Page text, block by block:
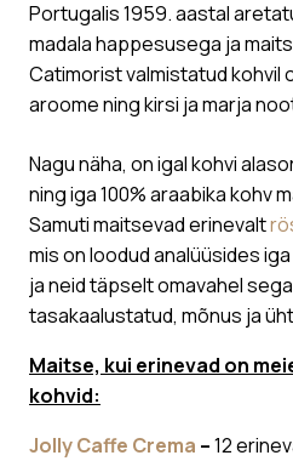
Portugalis 1959. aastal
madala happesusega ja
Catimorist valmistatud kohvil
aroome ning kirsi ja marja
Nagu näha, on igal kohvi
ning iga 100% araabika kohv
Samuti maitsevad erinevalt
mis on loodud analüüsides
ja neid täpselt omavahel
tasakaalustatud, mõnus ja
Maitse, kui erinevad on
kohvid:
Jolly Caffe Crema –12